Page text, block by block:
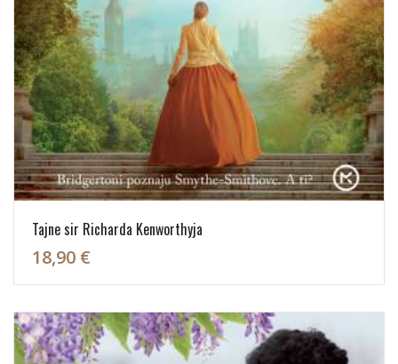
Tajne sir Richarda Kenworthyja
18,90 €